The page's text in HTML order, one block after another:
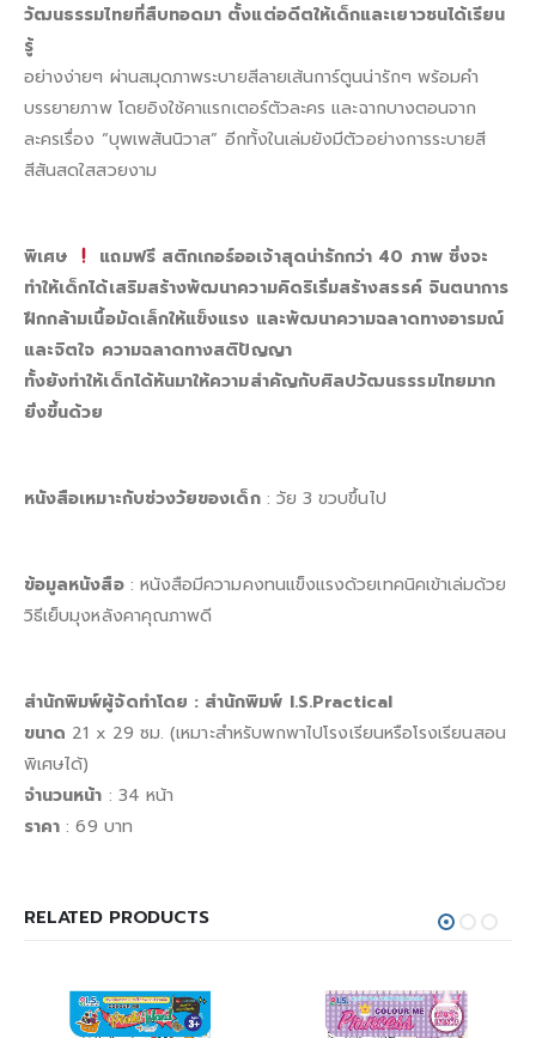
วัฒนธรรมไทยที่สืบทอดมา ตั้งแต่อดีตให้เด็กและเยาวชนได้เรียน
รู้
อย่างง่ายๆ ผ่านสมุดภาพระบายสีลายเส้นการ์ตูนน่ารักๆ พร้อมคำ
บรรยายภาพ โดยอิงใช้คาแรกเตอร์ตัวละคร และฉากบางตอนจาก
ละครเรื่อง “บุพเพสันนิวาส” อีกทั้งในเล่มยังมีตัวอย่างการระบายสี
สีสันสดใสสวยงาม
พิเศษ
แถมฟรี สติกเกอร์ออเจ้าสุดน่ารักกว่า 40 ภาพ ซึ่งจะ
ทำให้เด็กได้เสริมสร้างพัฒนาความคิดริเริ่มสร้างสรรค์ จินตนาการ
ฝึกกล้ามเนื้อมัดเล็กให้แข็งแรง และพัฒนาความฉลาดทางอารมณ์
และจิตใจ ความฉลาดทางสติปัญญา
ทั้งยังทำให้เด็กได้หันมาให้ความสำคัญกับศิลปวัฒนธรรมไทยมาก
ยิ่งขึ้นด้วย
หนังสือเหมาะกับช่วงวัยของเด็ก: วัย 3 ขวบขึ้นไป
ข้อมูลหนังสือ: หนังสือมีความคงทนแข็งแรงด้วยเทคนิคเข้าเล่มด้วย
วิธีเย็บมุงหลังคาคุณภาพดี
สำนักพิมพ์ผู้จัดทำโดย : สำนักพิมพ์ I.S.Practical
ขนาด 21 x 29 ซม. (เหมาะสำหรับพกพาไปโรงเรียนหรือโรงเรียนสอน
พิเศษได้)
จำนวนหน้า : 34 หน้า
ราคา : 69 บาท
RELATED PRODUCTS